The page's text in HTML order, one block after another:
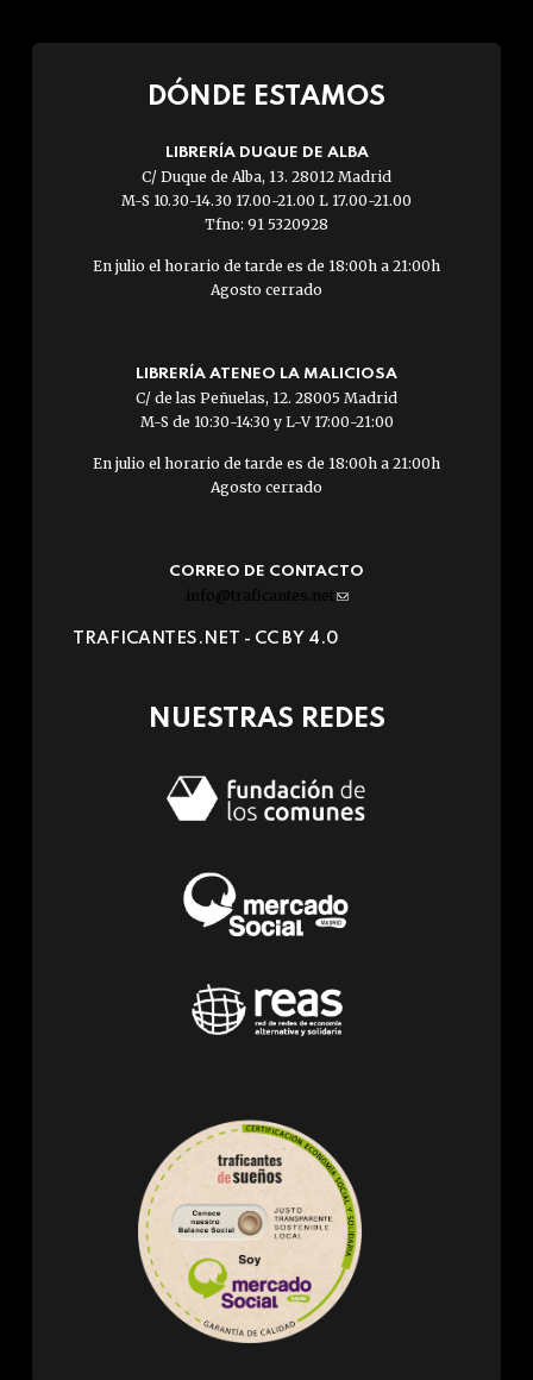
DÓNDE ESTAMOS
LIBRERÍA DUQUE DE ALBA
C/ Duque de Alba, 13. 28012 Madrid
M-S 10.30-14.30 17.00-21.00 L 17.00-21.00
Tfno: 91 5320928
En julio el horario de tarde es de 18:00h a 21:00h
Agosto cerrado
LIBRERÍA ATENEO LA MALICIOSA
C/ de las Peñuelas, 12. 28005 Madrid
M-S de 10:30-14:30 y L-V 17:00-21:00
En julio el horario de tarde es de 18:00h a 21:00h
Agosto cerrado
CORREO DE CONTACTO
info@traficantes.net (link
e-
TRAFICANTES.NET - CC BY 4.0
NUESTRAS REDES